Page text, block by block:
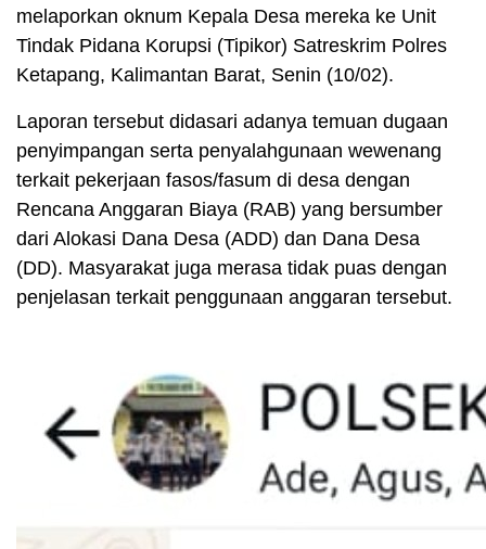
melaporkan oknum Kepala Desa mereka ke Unit
Tindak Pidana Korupsi (Tipikor) Satreskrim Polres
Ketapang, Kalimantan Barat, Senin (10/02).
Laporan tersebut didasari adanya temuan dugaan
penyimpangan serta penyalahgunaan wewenang
terkait pekerjaan fasos/fasum di desa dengan
Rencana Anggaran Biaya (RAB) yang bersumber
dari Alokasi Dana Desa (ADD) dan Dana Desa
(DD). Masyarakat juga merasa tidak puas dengan
penjelasan terkait penggunaan anggaran tersebut.